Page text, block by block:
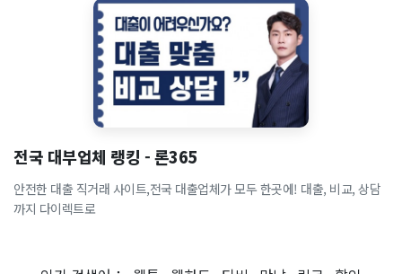
전국 대부업체 랭킹 - 론365
안전한 대출 직거래 사이트,전국 대출업체가 모두 한곳에! 대출, 비교, 상담
까지 다이렉트로